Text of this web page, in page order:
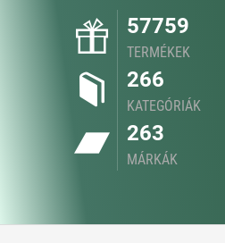
57759
TERMÉKEK
266
KATEGÓRIÁK
263
MÁRKÁK